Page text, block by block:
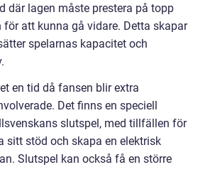
där lagen måste prestera på topp
för att kunna gå vidare. Detta skapar
spelarnas kapacitet och
en tid då fansen blir extra
Det finns en speciell
slutspel, med tillfällen för
sitt stöd och skapa en elektrisk
Slutspel kan också få en större